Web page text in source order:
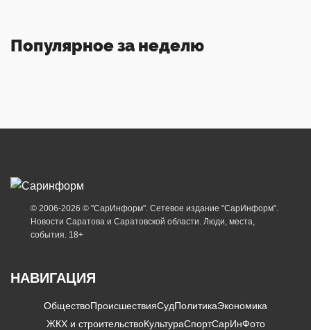
Популярное за неделю
© 2006-2026 © "СарИнформ". Сетевое издание "СарИнформ".
Новости Саратова и Саратовской области. Люди, места,
события. 18+
НАВИГАЦИЯ
ОбществоПроисшествияСудПолитикаЭкономика
ЖКХ и строительствоКультураСпортСарИнФото